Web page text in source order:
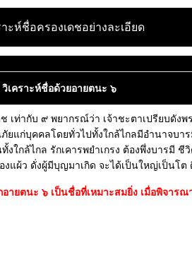
าะห์ชื่อครองเดชอย่างละเอียด
วิเคราะห์ชื่อด้วยอายตนะ ๖
เท่ากับ ๙ พยากรณ์ว่า เจ้าชะตาเปรียบดังพ
ยแก่บุคคลโดยทั่วไปทั้งใกล้ไกลมีอำนาจบา
งใกล้ไกล รักเคารพยำเกรง ต้องพึ่งบารมี ชี
งแผ้ว ดั่งผู้มีบุญมาเกิด จะได้เป็นใหญ่เป็นโต
ายตนะ ๖ เป็นชื่อที่เหมาะสมยิ่ง เมื่อพิจารณ